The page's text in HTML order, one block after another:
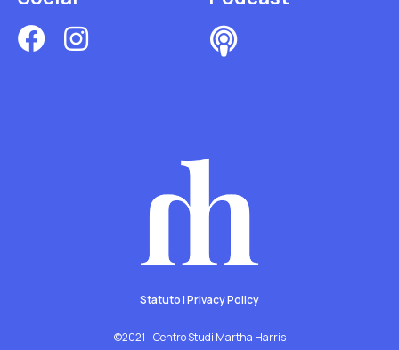
Statuto|Privacy Policy
©2021 - Centro Studi Martha Harris